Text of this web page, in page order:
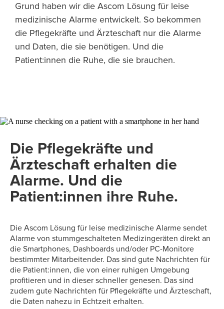
Grund haben wir die Ascom Lösung für leise
medizinische Alarme entwickelt. So bekommen
die Pflegekräfte und Ärzteschaft nur die Alarme
und Daten, die sie benötigen. Und die
Patient:innen die Ruhe, die sie brauchen.
Die Pflegekräfte und
Ärzteschaft erhalten die
Alarme. Und die
Patient:innen ihre Ruhe.
Die Ascom Lösung für leise medizinische Alarme sendet
Alarme von stummgeschalteten Medizingeräten direkt an
die Smartphones, Dashboards und/oder PC-Monitore
bestimmter Mitarbeitender. Das sind gute Nachrichten für
die Patient:innen, die von einer ruhigen Umgebung
profitieren und in dieser schneller genesen. Das sind
zudem gute Nachrichten für Pflegekräfte und Ärzteschaft,
die Daten nahezu in Echtzeit erhalten.